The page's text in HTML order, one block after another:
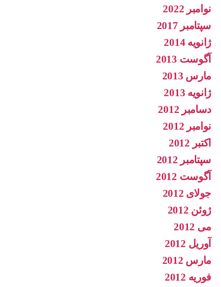
نوامبر 2022
سپتامبر 2017
ژانویه 2014
آگوست 2013
مارس 2013
ژانویه 2013
دسامبر 2012
نوامبر 2012
اکتبر 2012
سپتامبر 2012
آگوست 2012
جولای 2012
ژوئن 2012
می 2012
آوریل 2012
مارس 2012
فوریه 2012